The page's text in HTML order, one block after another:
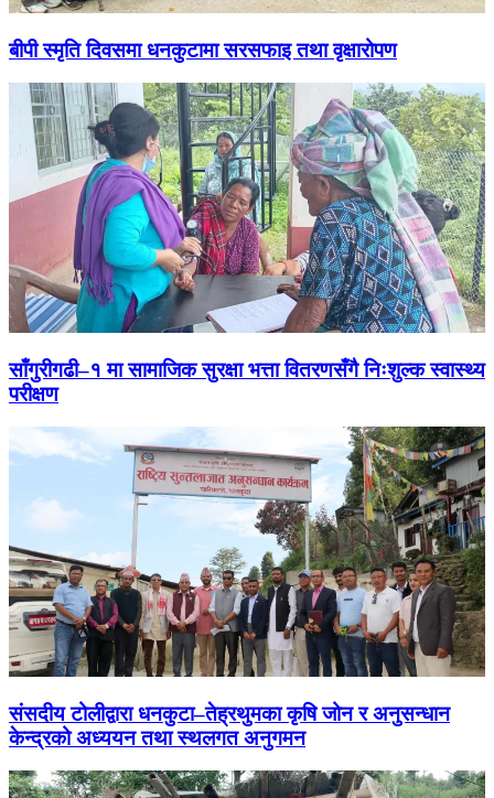
बीपी स्मृति दिवसमा धनकुटामा सरसफाइ तथा वृक्षारोपण
साँगुरीगढी–१ मा सामाजिक सुरक्षा भत्ता वितरणसँगै निःशुल्क स्वास्थ्य
परीक्षण
संसदीय टोलीद्वारा धनकुटा–तेह्रथुमका कृषि जोन र अनुसन्धान
केन्द्रको अध्ययन तथा स्थलगत अनुगमन